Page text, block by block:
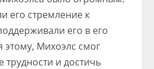
его стремление к
его в его
этому, Михоэлс смог
трудности и достичь